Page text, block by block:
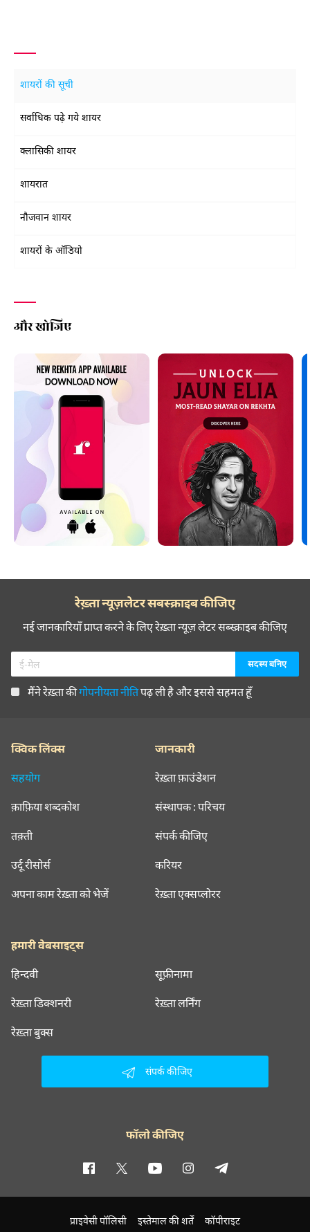
शायरों की सूची
सर्वाधिक पढ़े गये शायर
क्लासिकी शायर
शायरात
नौजवान शायर
शायरों के ऑडियो
और खोजिए
रेख़्ता न्यूज़लेटर सबस्क्राइब कीजिए
नई जानकारियाँ प्राप्त करने के लिए रेख़्ता न्यूज़ लेटर सब्स्क्राइब कीजिए
मैंने रेख़्ता कीगोपनीयता नीतिपढ़ ली है और इससे सहमत हूँ
क्विक लिंक्स
सहयोग
क़ाफ़िया शब्दकोश
तक़्ती
उर्दू रीसोर्स
अपना काम रेख़्ता को भेजें
जानकारी
रेख़्ता फ़ाउंडेशन
संस्थापक : परिचय
संपर्क कीजिए
करियर
रेख़्ता एक्सप्लोरर
हमारी वेबसाइट्स
हिन्दवी सूफ़ीनामा
रेख़्ता डिक्शनरी रेख़्ता लर्निंग
रेख़्ता बुक्स
संपर्क कीजिए
फॉलो कीजिए
प्राइवेसी पॉलिसी इस्तेमाल की शर्तें कॉपीराइट